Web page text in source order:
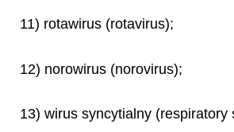
11) rotawirus (rotavirus);
12) norowirus (norovirus);
13) wirus syncytialny (respiratory